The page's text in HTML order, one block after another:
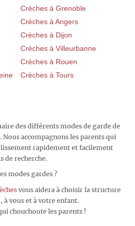
Crèches à Grenoble
Crèches à Angers
Crèches à Dijon
Crèches à Villeurbanne
Crèches à Rouen
Crèches à Tours
des différents modes de garde de
Nous accompagnons les parents qui
rapidement et facilement
de recherche.
modes gardes ?
vous aidera à choisir la structure
à vous et à votre enfant.
chouchoute les parents !